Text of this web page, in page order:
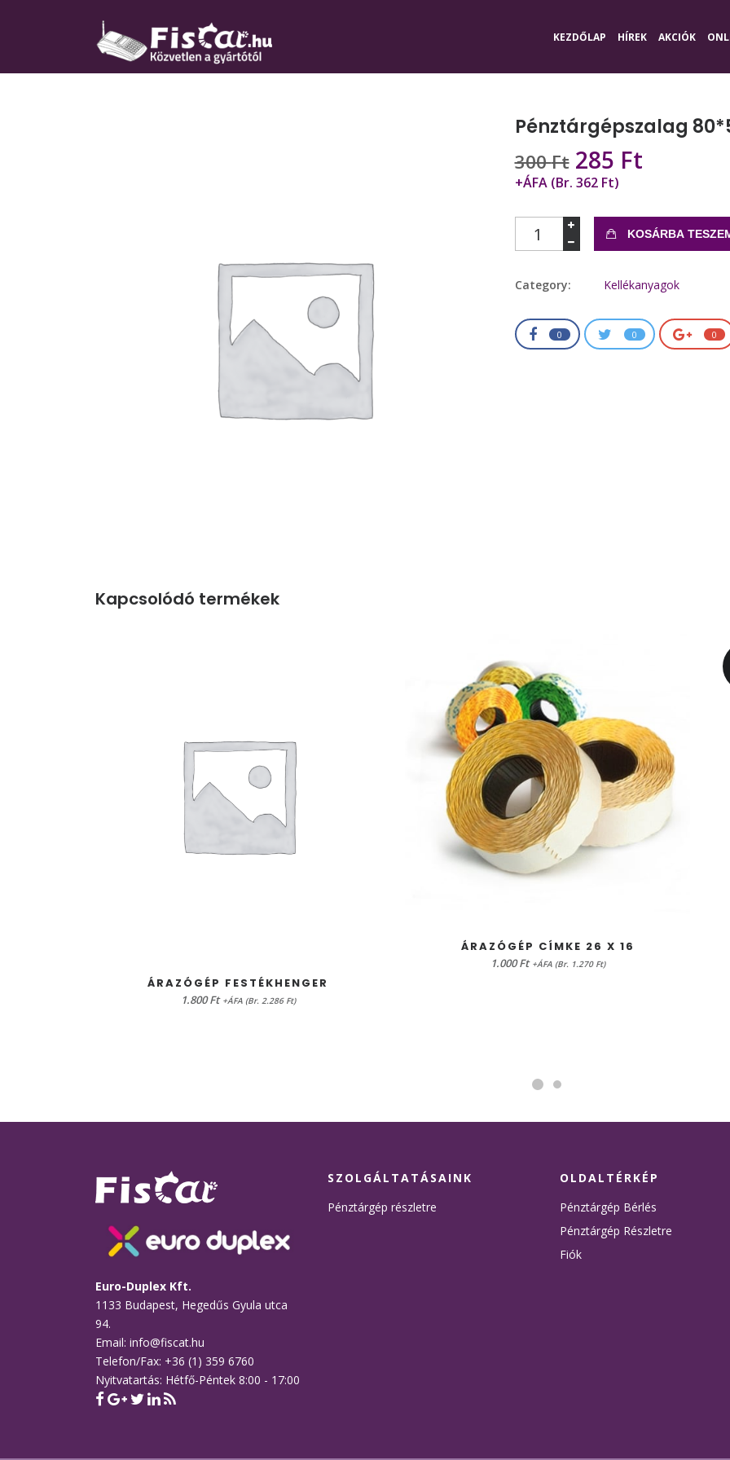
KEZDŐLAP HÍREK AKCIÓK
Pénztárgépszalag
300Ft Original
price
300 Ft.
285 FtCurrent
285 Ft.
+ÁFA (Br. 362 Ft)
Mennyiség
KOSÁRBA
Category: Kellékanyagok
0 0 0
Kapcsolódó termékek
KOSÁRBA TESZEM
ÁRAZÓGÉP FESTÉKHENGER
1.800Ft +ÁFA (Br. 2.286 Ft)
KOSÁRBA TESZEM
ÁRAZÓGÉP CÍMKE 26 X 16
1.000Ft +ÁFA (Br. 1.270 Ft)
Euro-Duplex Kft.
1133 Budapest, Hegedűs Gyula utca
94.
Email: info@fiscat.hu
Telefon/Fax: +36 (1) 359 6760
Nyitvatartás: Hétfő-Péntek 8:00 - 17:00
SZOLGÁLTATÁSAINK
Pénztárgép részletre
OLDALTÉRKÉP
Pénztárgép Bérlés
Pénztárgép Részletre
Fiók